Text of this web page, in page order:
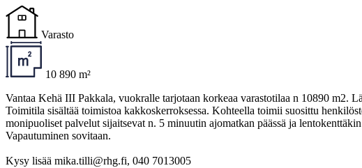
Varasto
10 890 m²
Vantaa Kehä III Pakkala, vuokralle tarjotaan korkeaa varastotilaa n 10890 m2.
Toimitila sisältää toimistoa kakkoskerroksessa. Kohteella toimii suosittu
monipuoliset palvelut sijaitsevat n. 5 minuutin ajomatkan päässä ja
Vapautuminen sovitaan.
Kysy lisää mika.tilli@rhg.fi, 040 7013005